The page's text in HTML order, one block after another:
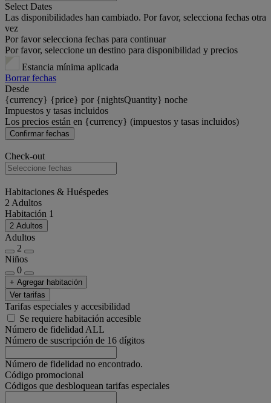
Select Dates
Las disponibilidades han cambiado. Por favor, selecciona fechas otra
vez
Por favor selecciona fechas para continuar
Por favor, seleccione un destino para disponibilidad y precios
Estancia mínima aplicada
Borrar fechas
Desde
{currency} {price} por {nightsQuantity} noche
Impuestos y tasas incluidos
Los precios están en {currency} (impuestos y tasas incluidos)
Confirmar fechas
Check-out
Habitaciones & Huéspedes
2 Adultos
Habitación 1
2 Adultos
Adultos
2
Niños
0
+ Agregar habitación
Ver tarifas
Tarifas especiales y accesibilidad
Se requiere habitación accesible
Número de fidelidad ALL
Número de suscripción de 16 dígitos
Número de fidelidad no encontrado.
Código promocional
Códigos que desbloquean tarifas especiales